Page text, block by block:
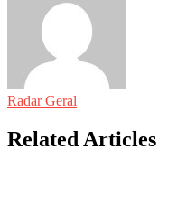
Radar Geral
Related Articles